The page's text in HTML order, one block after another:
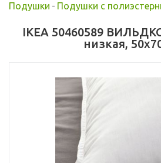
Подушки - Подушки с
IKEA 50460589
низкая,